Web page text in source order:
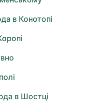
в Конотопі
в Шостці